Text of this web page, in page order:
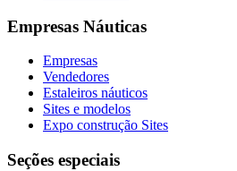
Empresas Náuticas
Empresas
Vendedores
Estaleiros náuticos
Sites e modelos
Expo construção Sites
Seções especiais